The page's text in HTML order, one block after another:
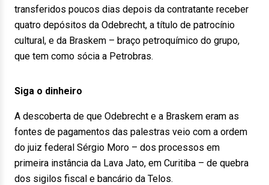
transferidos poucos dias depois da contratante receber
quatro depósitos da Odebrecht, a título de patrocínio
cultural, e da Braskem – braço petroquímico do grupo,
que tem como sócia a Petrobras.
Siga o dinheiro
A descoberta de que Odebrecht e a Braskem eram as
fontes de pagamentos das palestras veio com a ordem
do juiz federal Sérgio Moro – dos processos em
primeira instância da Lava Jato, em Curitiba – de quebra
dos sigilos fiscal e bancário da Telos.